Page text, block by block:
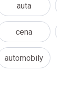
auta
cena
automobily